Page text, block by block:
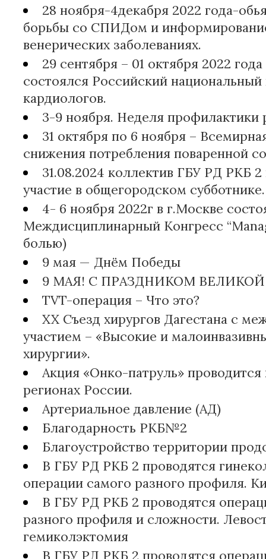
28 ноября-4декабря 2022 года-
борьбы со СПИДом и
венерических заболеваниях.
29 сентября – 01 октября 2022
состоялся Российский национальный
кардиологов.
3-9 ноября. Неделя профилактики
31 октября по 6 ноября –
снижения потребления поваренной
31.08.2024 коллектив ГБУ РД РКБ
участие в общегородском субботнике.
4- 6 ноября 2022г в г.Москве
Междисциплинарный Конгресс
болью)
9 мая — Днём Победы
9 МАЯ! С ПРАЗДНИКОМ
TVT-операция – Что это?
XX Съезд хирургов Дагестана с
участием – «Высокие и
хирургии».
Акция «Онко-патруль» проводится
регионах России.
Артериальное давление (АД)
Благодарность РКБ№2
Благоустройство территории
В ГБУ РД РКБ 2 проводятся
операции самого разного профиля.
В ГБУ РД РКБ 2 проводятся
разного профиля и сложности.
гемиколэктомия
В ГБУ РД РКБ 2 проводятся